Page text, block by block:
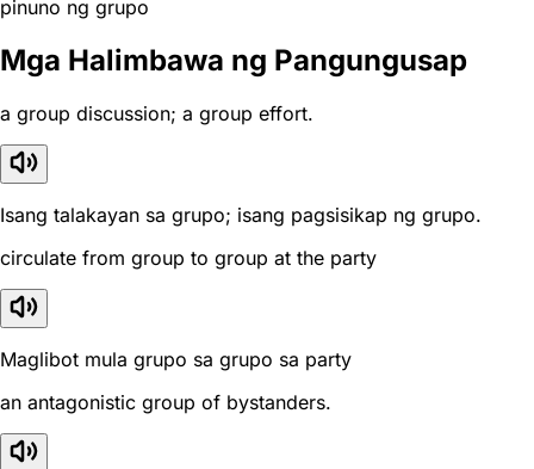
pinuno ng grupo
Mga Halimbawa ng Pangungusap
a group discussion; a group effort.
Isang talakayan sa grupo; isang pagsisikap ng grupo.
circulate from group to group at the party
Maglibot mula grupo sa grupo sa party
an antagonistic group of bystanders.